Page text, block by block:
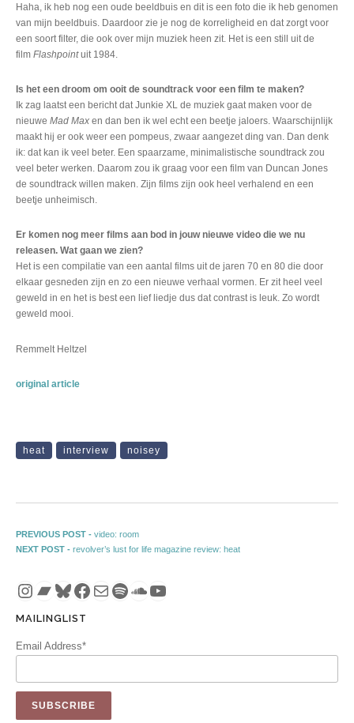
Haha, ik heb nog een oude beeldbuis en dit is een foto die ik heb genomen
van mijn beeldbuis. Daardoor zie je nog de korreligheid en dat zorgt voor
een soort filter, die ook over mijn muziek heen zit. Het is een still uit de
film Flashpointuit 1984.
Is het een droom om ooit de soundtrack voor een film te maken?
Ik zag laatst een bericht dat Junkie XL de muziek gaat maken voor de
nieuwe Mad Max en dan ben ik wel echt een beetje jaloers. Waarschijnlijk
maakt hij er ook weer een pompeus, zwaar aangezet ding van. Dan denk
ik: dat kan ik veel beter. Een spaarzame, minimalistische soundtrack zou
veel beter werken. Daarom zou ik graag voor een film van Duncan Jones
de soundtrack willen maken. Zijn films zijn ook heel verhalend en een
beetje unheimisch.
Er komen nog meer films aan bod in jouw nieuwe video die we nu
releasen. Wat gaan we zien?
Het is een compilatie van een aantal films uit de jaren 70 en 80 die door
elkaar gesneden zijn en zo een nieuwe verhaal vormen. Er zit heel veel
geweld in en het is best een lief liedje dus dat contrast is leuk. Zo wordt
geweld mooi.
Remmelt Heltzel
original article
heat interview noisey
Post navigation
PREVIOUS POST - Previous post:
video: room
NEXT POST - Next post:
revolver’s lust for life magazine review: heat
Instagram
Bandcamp
Bluesky
Facebook
MailSpotify
SoundCloud
YouTube
MAILINGLIST
Email Address*